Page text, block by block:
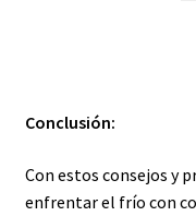
Conclusión:
Con estos consejos y
enfrentar el frío con